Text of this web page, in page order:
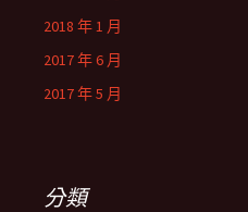
2018 年 1 月
2017 年 6 月
2017 年 5 月
分類